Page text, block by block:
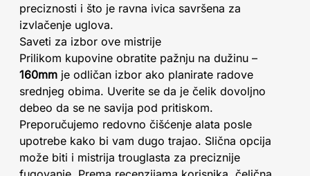
preciznosti i što je ravna ivica savršena za
izvlačenje uglova.
Saveti za izbor ove mistrije
Prilikom kupovine obratite pažnju na dužinu –
160mm je odličan izbor ako planirate radove
srednjeg obima. Uverite se da je čelik dovoljno
debeo da se ne savija pod pritiskom.
Preporučujemo redovno čišćenje alata posle
upotrebe kako bi vam dugo trajao. Slična opcija
može biti i mistrija trouglasta za preciznije